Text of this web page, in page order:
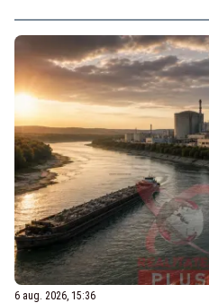
6 aug. 2026, 15:36